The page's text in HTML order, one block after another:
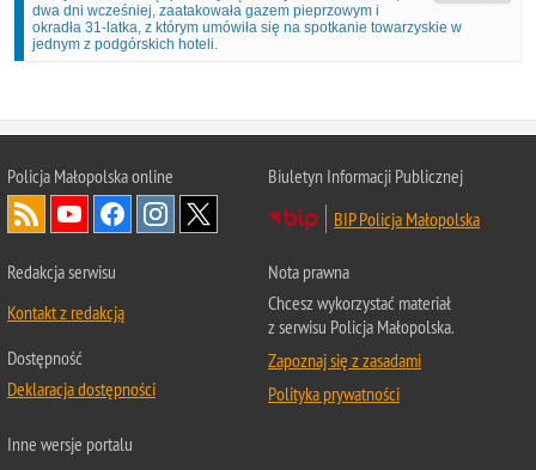
dwa dni wcześniej, zaatakowała gazem pieprzowym i
okradła 31-latka, z którym umówiła się na spotkanie towarzyskie w
jednym z podgórskich hoteli.
Policja Małopolska online
Biuletyn Informacji Publicznej
BIP Policja Małopolska
Redakcja serwisu
Kontakt z redakcją
Dostępność
Deklaracja dostępności
Nota prawna
Chcesz wykorzystać materiał
z serwisu Policja Małopolska.
Zapoznaj się z zasadami
Polityka prywatności
Inne wersje portalu